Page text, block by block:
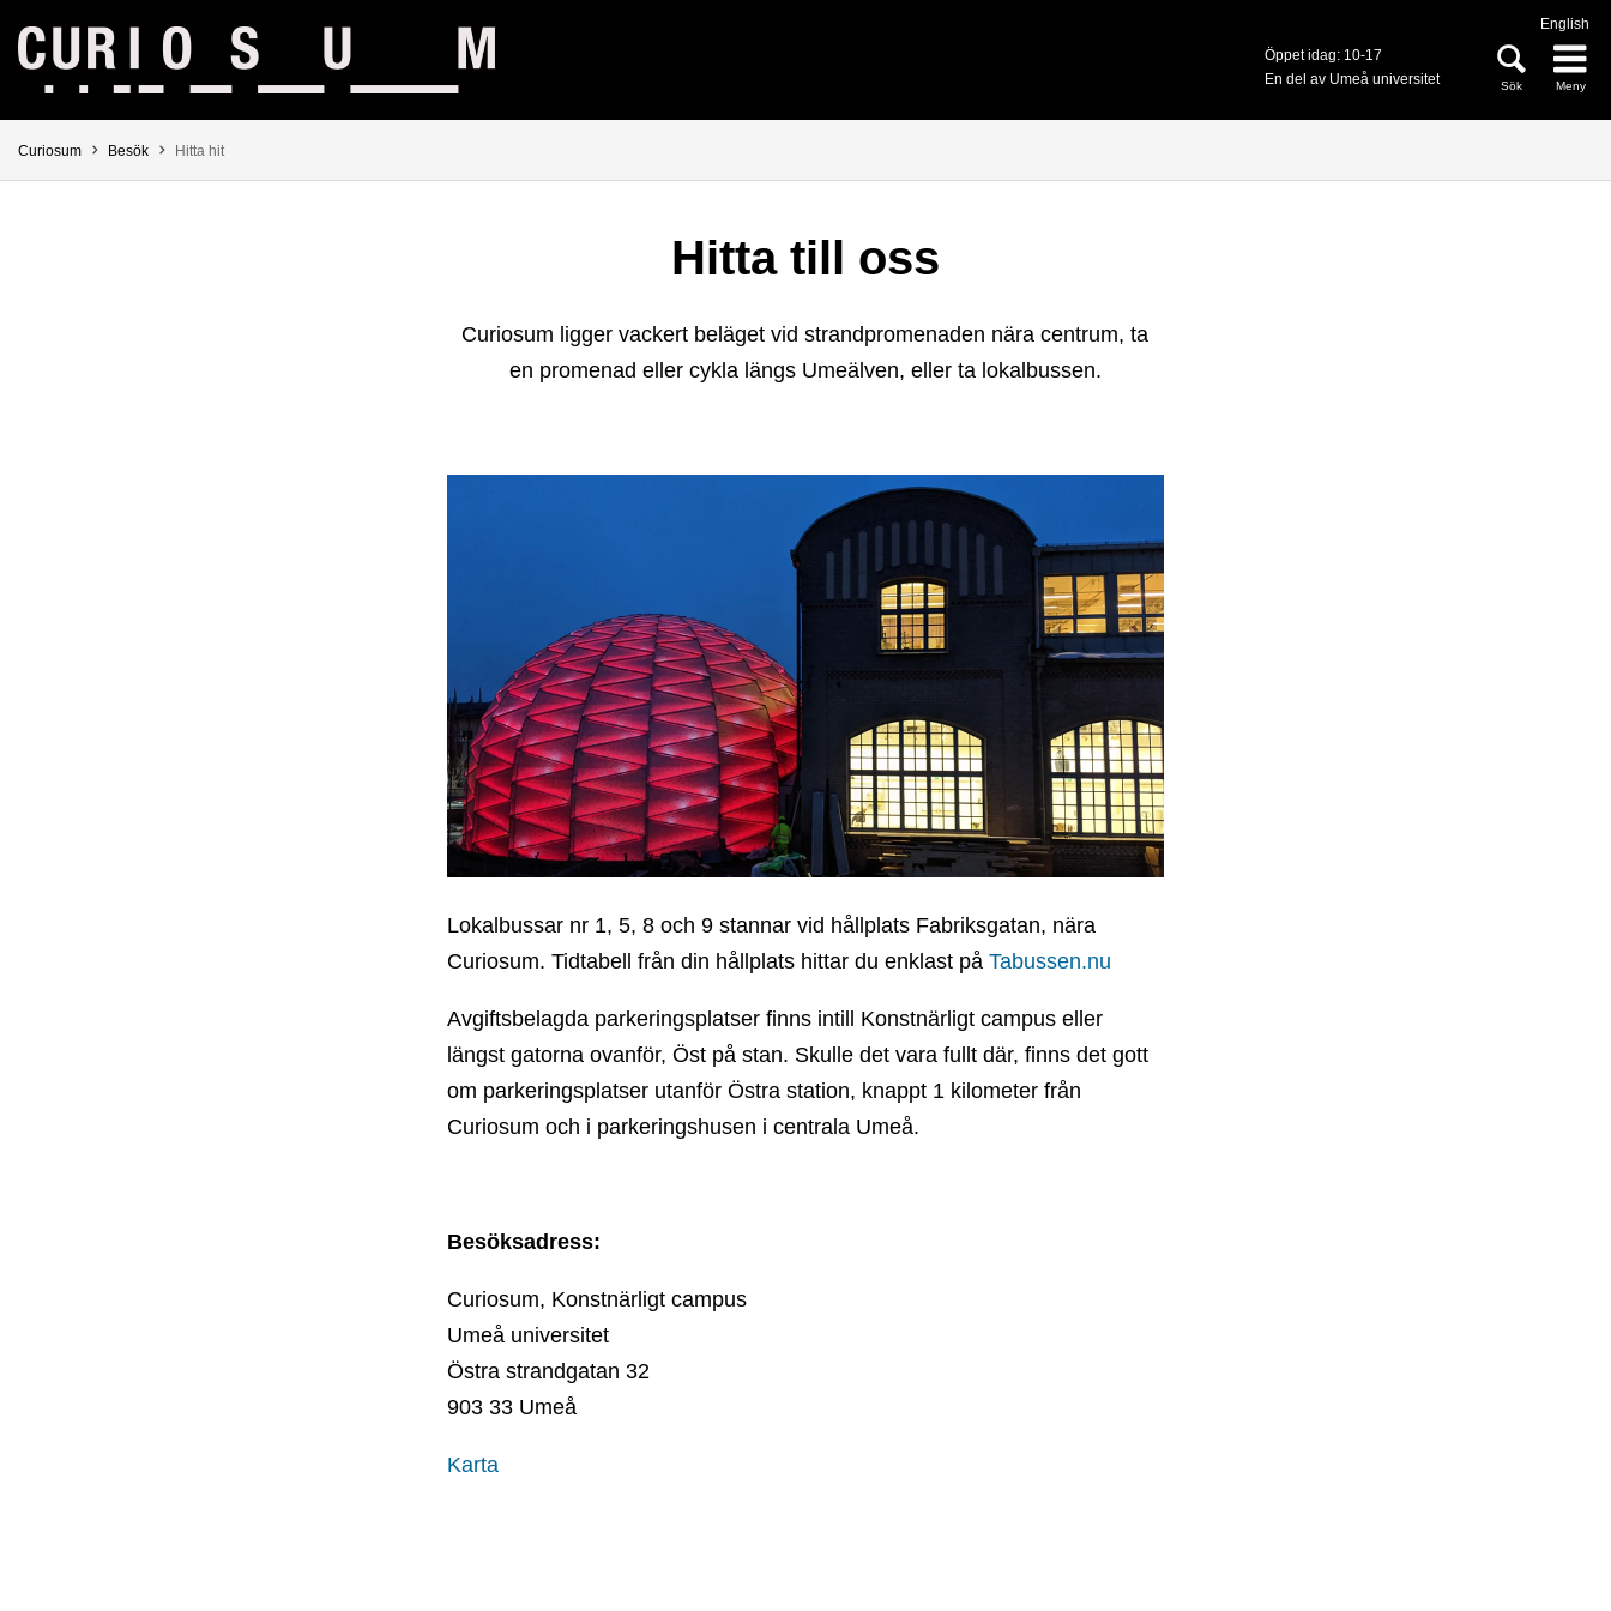
Hoppa direkt till innehållet
English
Öppet idag: 10-17
En del av Umeå universitet
Sök Meny
Curiosum Besök Du är här:
Hitta hit
Hitta till oss
Curiosum ligger vackert beläget vid strandpromenaden nära centrum, ta
en promenad eller cykla längs Umeälven, eller ta lokalbussen.
Lokalbussar nr 1, 5, 8 och 9 stannar vid hållplats Fabriksgatan, nära
Curiosum. Tidtabell från din hållplats hittar du enklast påTabussen.nu
Avgiftsbelagda parkeringsplatser finns intill Konstnärligt campus eller
längst gatorna ovanför, Öst på stan. Skulle det vara fullt där, finns det gott
om parkeringsplatser utanför Östra station, knappt 1 kilometer från
Curiosum och i parkeringshusen i centrala Umeå.
Besöksadress:
Curiosum, Konstnärligt campus
Umeå universitet
Östra strandgatan 32
903 33 Umeå
Karta